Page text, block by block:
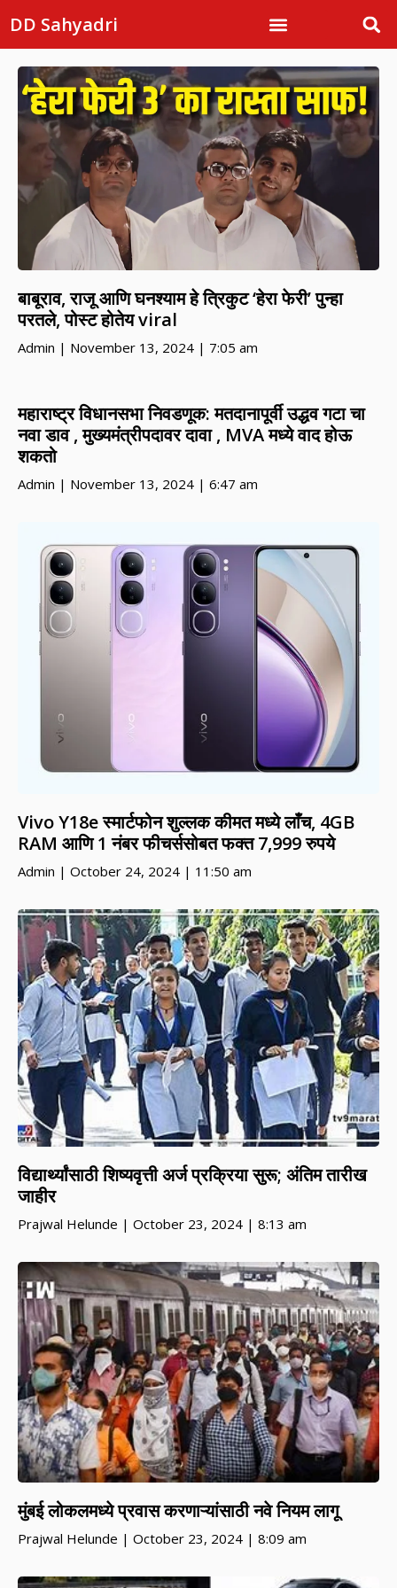
DD Sahyadri
बाबूराव, राजू आणि घनश्याम हे त्रिकुट ‘हेरा फेरी’ पुन्हा
परतले, पोस्ट होतेय viral
Admin November 13, 2024 7:05 am
महाराष्ट्र विधानसभा निवडणूक: मतदानापूर्वी उद्धव गटा चा
नवा डाव , मुख्यमंत्रीपदावर दावा , MVA मध्ये वाद होऊ
शकतो
Admin November 13, 2024 6:47 am
Vivo Y18e स्‍मार्टफोन शुल्लक कीमत मध्ये लाँच, 4GB
RAM आणि 1 नंबर फीचर्ससोबत फक्त 7,999 रुपये
Admin October 24, 2024 11:50 am
विद्यार्थ्यांसाठी शिष्यवृत्ती अर्ज प्रक्रिया सुरू; अंतिम तारीख
जाहीर
Prajwal Helunde October 23, 2024 8:13 am
मुंबई लोकलमध्ये प्रवास करणाऱ्यांसाठी नवे नियम लागू
Prajwal Helunde October 23, 2024 8:09 am